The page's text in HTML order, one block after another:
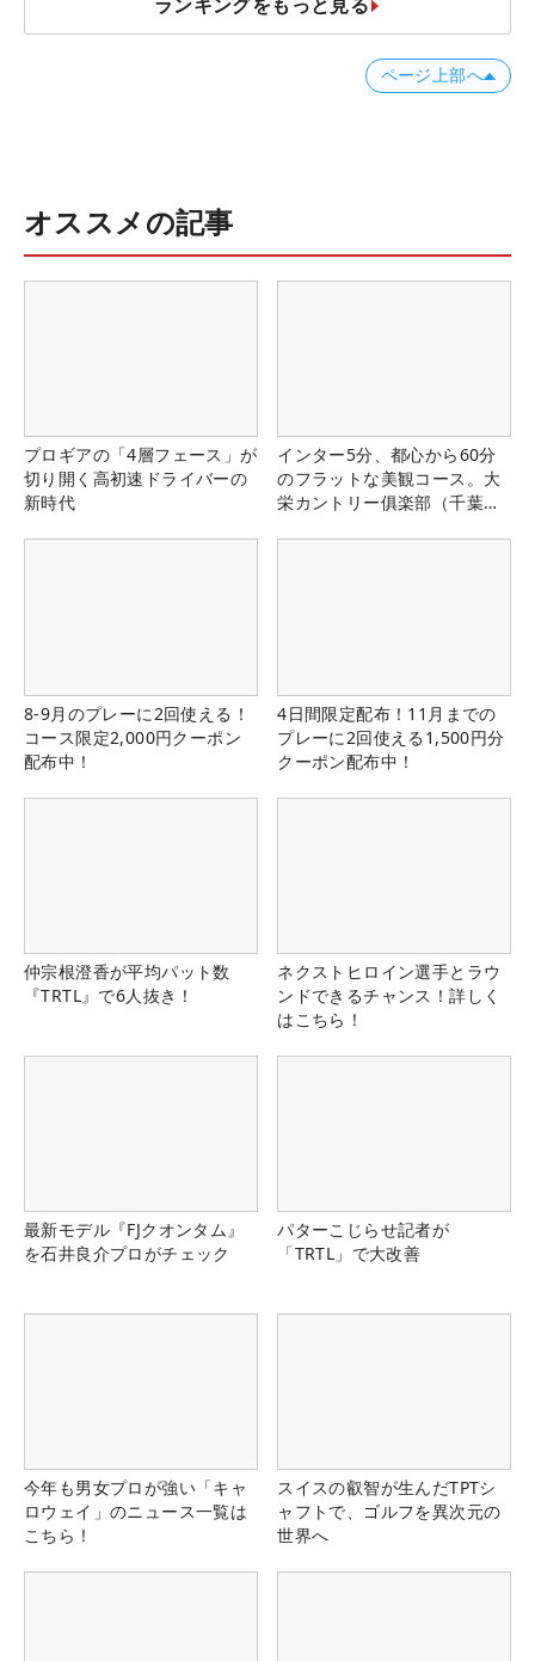
ランキングをもっと見る
ページ上部へ
オススメの記事
プロギアの「4層フェース」が
切り開く高初速ドライバーの
新時代
インター5分、都心から60分
のフラットな美観コース。大
栄カントリー俱楽部（千葉
8-9月のプレーに2回使える！
コース限定2,000円クーポン
配布中！
4日間限定配布！11月までの
プレーに2回使える1,500円分
クーポン配布中！
仲宗根澄香が平均パット数
『TRTL』で6人抜き！
ネクストヒロイン選手とラウ
ンドできるチャンス！詳しく
はこちら！
最新モデル『FJクオンタム』
を石井良介プロがチェック
パターこじらせ記者が
「TRTL」で大改善
今年も男女プロが強い「キャ
ロウェイ」のニュース一覧は
こちら！
スイスの叡智が生んだTPTシ
ャフトで、ゴルフを異次元の
世界へ